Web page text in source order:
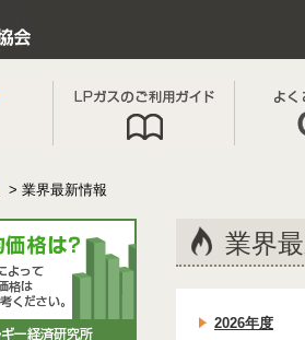
業界最新情報
業界
2026年度